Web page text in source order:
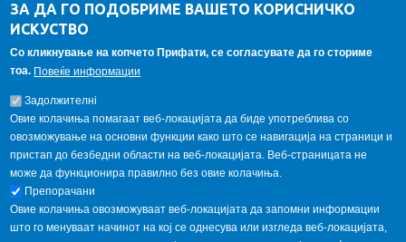
Алумни асоцијација
ГАЛЕРИЈА
ЗА ДА ГО ПОДОБРИМЕ ВАШЕТО КОРИСНИЧКО
ИСКУСТВО
Со кликнување на копчето Прифати, се согласувате да го сториме
тоа. Повеќе информации
Задолжителнi
Овие колачиња помагаат веб-локацијата да биде употреблива со
овозможување на основни функции како што се навигација на страници и
пристап до безбедни области на веб-локацијата. Веб-страницата не
може да функционира правилно без овие колачиња.
Препорачани
Овие колачиња овозможуваат веб-локацијата да запомни информации
што го менуваат начинот на кој се однесува или изгледа веб-локацијата,